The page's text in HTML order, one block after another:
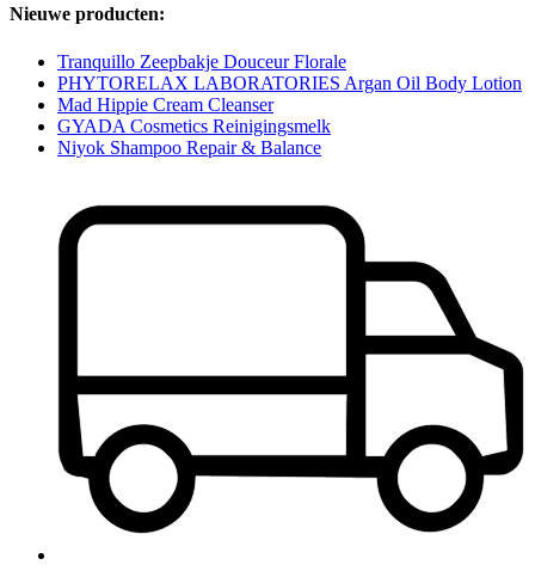
Nieuwe producten:
Tranquillo Zeepbakje Douceur Florale
PHYTORELAX LABORATORIES Argan Oil Body Lotion
Mad Hippie Cream Cleanser
GYADA Cosmetics Reinigingsmelk
Niyok Shampoo Repair & Balance